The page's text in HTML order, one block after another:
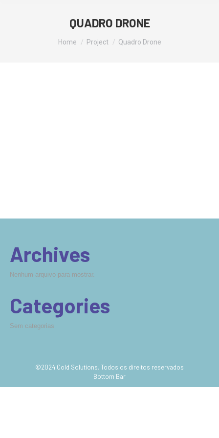
QUADRO DRONE
Home Project Quadro Drone
Archives
Nenhum arquivo para mostrar.
Categories
Sem categorias
©2024 Cold Solutions. Todos os direitos reservados
Bottom Bar